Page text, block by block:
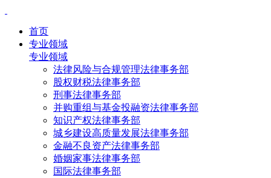
首页
专业领域
专业领域
法律风险与合规管理法律事务部
股权财税法律事务部
刑事法律事务部
并购重组与基金投融资法律事务部
知识产权法律事务部
城乡建设高质量发展法律事务部
金融不良资产法律事务部
婚姻家事法律事务部
国际法律事务部